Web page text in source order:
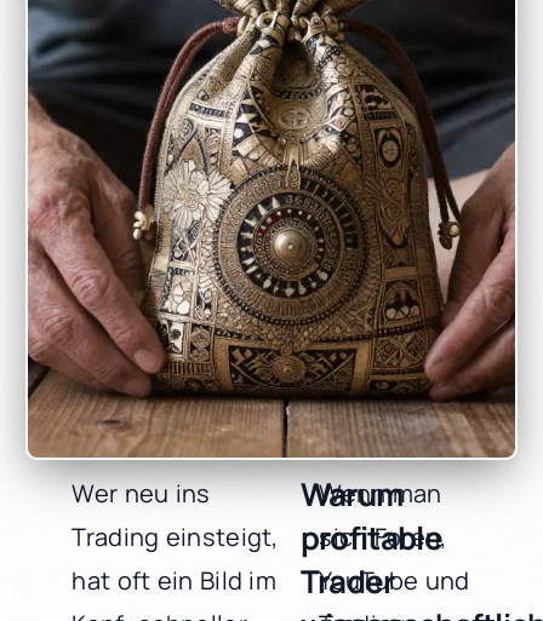
Wer neu ins
Trading einsteigt,
hat oft ein Bild im
Warum
profitable
Trader
Wenn man
sich Foren,
YouTube und